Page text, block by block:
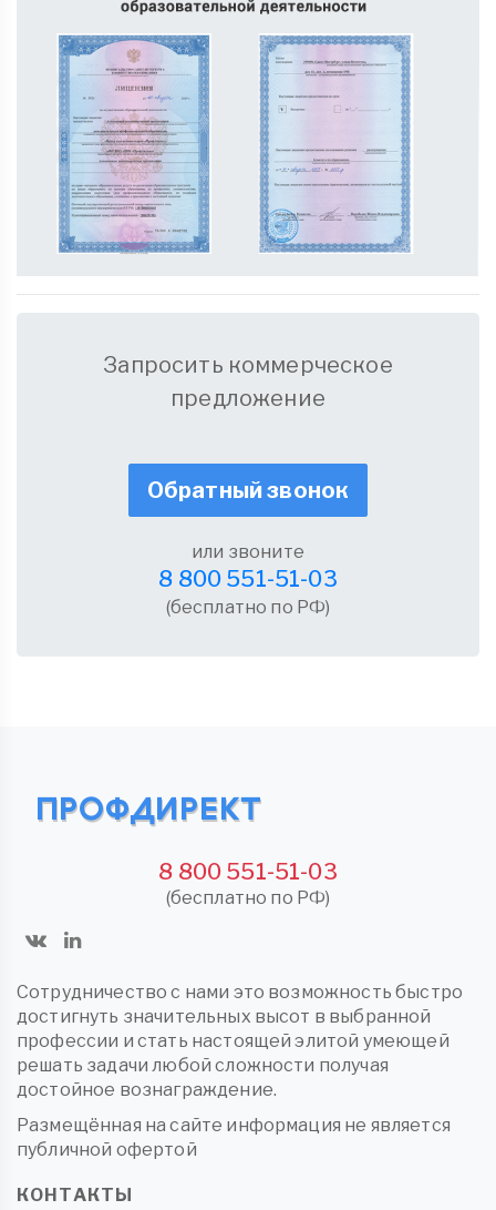
Запросить коммерческое
предложение
Обратный звонок
или звоните
8 800 551-51-03
(бесплатно по РФ)
8 800 551-51-03
(бесплатно по РФ)
Сотрудничество с нами это возможность быстро
достигнуть значительных высот в выбранной
профессии и стать настоящей элитой умеющей
решать задачи любой сложности получая
достойное вознаграждение.
Размещённая на сайте информация не является
публичной офертой
КОНТАКТЫ